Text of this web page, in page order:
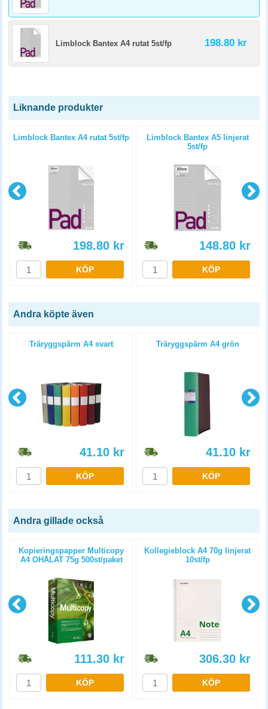
Limblock Bantex A4 rutat 5st/fp 198.80 kr
Liknande produkter
Limblock Bantex A4 rutat 5st/fp
198.80 kr
KÖP
Limblock Bantex A5 linjerat
5st/fp
148.80 kr
KÖP
Andra köpte även
Träryggspärm A4 svart
41.10 kr
KÖP
Träryggspärm A4 grön
41.10 kr
KÖP
Andra gillade också
Kopieringspapper Multicopy
A4 OHÅLAT 75g 500st/paket
111.30 kr
KÖP
Kollegieblock A4 70g linjerat
10st/fp
306.30 kr
KÖP